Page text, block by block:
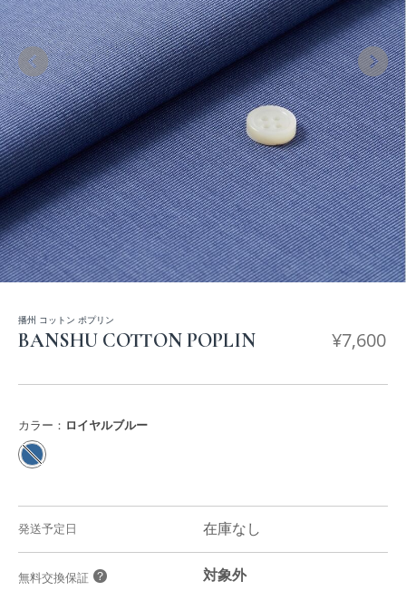
播州 コットン ポプリン
BANSHU COTTON POPLIN ¥7,600
カラー： ロイヤルブルー
発送予定日 在庫なし
無料交換保証 ？ 対象外